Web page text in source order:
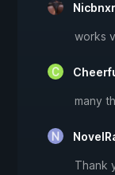
works
many
Thank